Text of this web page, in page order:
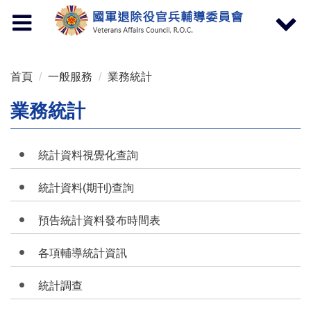
Toggle
navigation
Toggle
首頁 一般服務 業務統計
業務統計
統計資料視覺化查詢
統計資料(期刊)查詢
預告統計資料發布時間表
各項輔導統計資訊
統計調查